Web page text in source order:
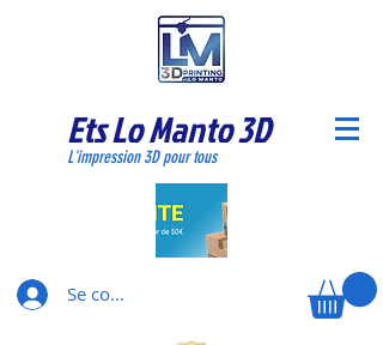
Ets Lo Manto 3D
L'impression 3D pour tous
Se connecter